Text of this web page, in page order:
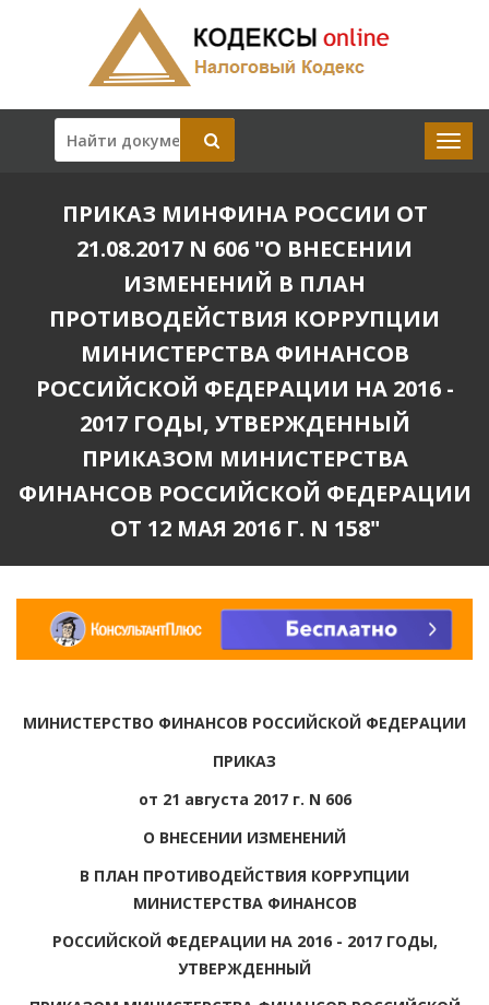
ПРИКАЗ МИНФИНА РОССИИ ОТ
21.08.2017 N 606 "О ВНЕСЕНИИ
ИЗМЕНЕНИЙ В ПЛАН
ПРОТИВОДЕЙСТВИЯ КОРРУПЦИИ
МИНИСТЕРСТВА ФИНАНСОВ
РОССИЙСКОЙ ФЕДЕРАЦИИ НА 2016 -
2017 ГОДЫ, УТВЕРЖДЕННЫЙ
ПРИКАЗОМ МИНИСТЕРСТВА
ФИНАНСОВ РОССИЙСКОЙ ФЕДЕРАЦИИ
ОТ 12 МАЯ 2016 Г. N 158"
МИНИСТЕРСТВО ФИНАНСОВ РОССИЙСКОЙ ФЕДЕРАЦИИ
ПРИКАЗ
от 21 августа 2017 г. N 606
О ВНЕСЕНИИ ИЗМЕНЕНИЙ
В ПЛАН ПРОТИВОДЕЙСТВИЯ КОРРУПЦИИ
МИНИСТЕРСТВА ФИНАНСОВ
РОССИЙСКОЙ ФЕДЕРАЦИИ НА 2016 - 2017 ГОДЫ,
УТВЕРЖДЕННЫЙ